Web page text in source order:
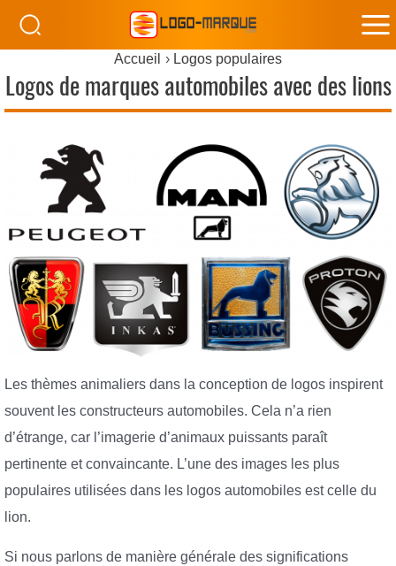
Accueil Logos populaires
Logos de marques automobiles avec des lions
Les thèmes animaliers dans la conception de logos inspirent
souvent les constructeurs automobiles. Cela n’a rien
d’étrange, car l’imagerie d’animaux puissants paraît
pertinente et convaincante. L’une des images les plus
populaires utilisées dans les logos automobiles est celle du
lion.
Si nous parlons de manière générale des significations